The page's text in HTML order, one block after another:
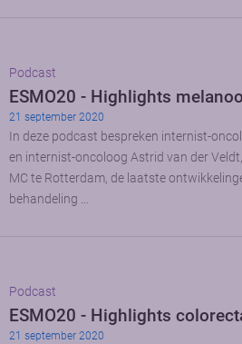
Podcast
ESMO20 - Highlights
21 september 2020
In deze podcast bespreken internist-
en internist-oncoloog Astrid van der
MC te Rotterdam, de laatste
behandeling …
Podcast
ESMO20 - Highlights
21 september 2020